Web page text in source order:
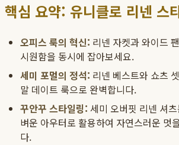
핵심 요약: 유니클로 리넨 스
오피스 룩의 혁신: 리넨 자켓과 와이드
시원함을 동시에 잡아보세요.
세미 포멀의 정석: 리넨 베스트와 쇼츠
말 데이트 룩으로 완벽합니다.
꾸안꾸 스타일링: 세미 오버핏 리넨 셔
벼운 아우터로 활용하여 자연스러운 멋
다.